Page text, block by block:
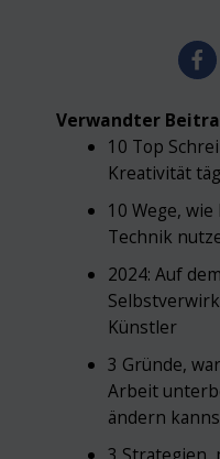
Verwandter
10 Top
Kreativität
10 Wege,
Technik
2024: Auf
Künstler
3 Gründe,
Arbeit
ändern
3 Strategien,